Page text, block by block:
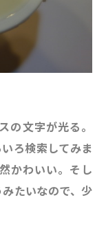
の文字が光る。
ろ検索してみま
かわいい。そし
たいなので、少